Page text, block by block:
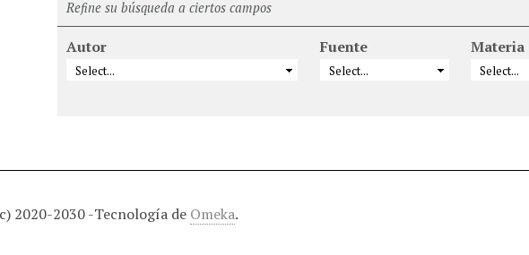
Refine su búsqueda a ciertos campos
Autor Fuente Materia
2020-2030 -Tecnología de Omeka.